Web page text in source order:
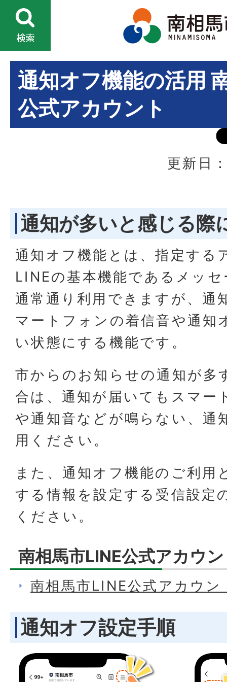
通知オフ機能の活用
公式アカウント
更新日
通知が多いと感じる際
通知オフ機能とは、指定する
LINEの基本機能であるメッ
通常通り利用できますが、通
マートフォンの着信音や通知
い状態にする機能です。
市からのお知らせの通知が多
合は、通知が届いてもスマー
や通知音などが鳴らない、通
用ください。
また、通知オフ機能のご利用
する情報を設定する受信設定
ください。
南相馬市LINE公式アカウ
南相馬市LINE公式アカウ
通知オフ設定手順